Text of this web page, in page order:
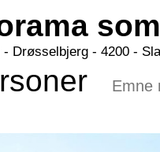
- Drøsselbjerg - 4200 -
Emne